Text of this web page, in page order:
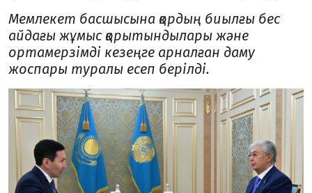
Мемлекет басшысына қордың биылғы бес
айдағы жұмыс қорытындылары және
ортамерзімді кезеңге арналған даму
жоспары туралы есеп берілді.